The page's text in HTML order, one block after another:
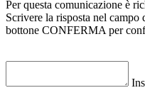
Per questa comunicazione è
Scrivere la risposta nel campo
bottone CONFERMA per